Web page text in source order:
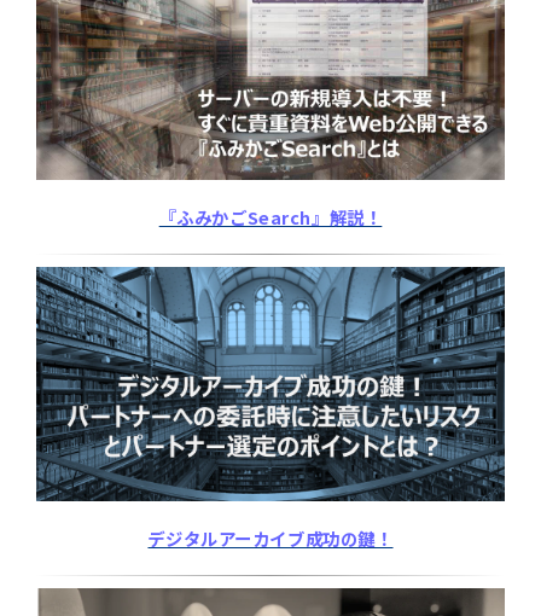
『ふみかごSearch』解説！
デジタルアーカイブ成功の鍵！